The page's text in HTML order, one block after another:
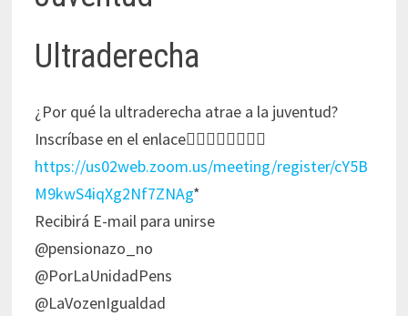
Ultraderecha
¿Por qué la ultraderecha atrae a la juventud?
Inscríbase en el enlace👇🏻👇🏻👇🏻👇🏻
https://us02web.zoom.us/meeting/register/cY5B
M9kwS4iqXg2Nf7ZNAg*
Recibirá E-mail para unirse
@pensionazo_no
@PorLaUnidadPens
@LaVozenIgualdad